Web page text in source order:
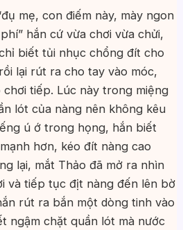
mẹ, con điếm này, mày ngon
hắn cứ vừa chơi vừa chửi,
biết tủi nhục chổng đít cho
lại rút ra cho tay vào móc,
chơi tiếp. Lúc này trong miệng
lót của nàng nên không kêu
ú ớ trong họng, hắn biết
hơn, kéo đít nàng cao
lại, mắt Thảo đã mở ra nhìn
và tiếp tục địt nàng đến lên bờ
rút ra bắn một dòng tinh vào
ngậm chặt quần lót mà nước